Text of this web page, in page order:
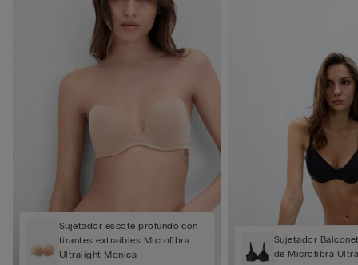
Sujetador escote profundo con
tirantes extraíbles Microfibra
Ultralight Monica
Sujetador
de Microfibra